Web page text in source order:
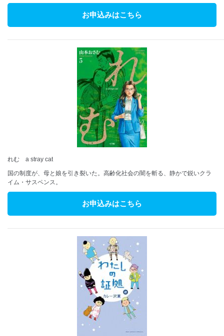
お申込みはこちら
れむ a stray cat
国の制度が、母と娘を引き裂いた。高齢化社会の闇を斬る、静かで鋭いクラ
イム・サスペンス。
お申込みはこちら